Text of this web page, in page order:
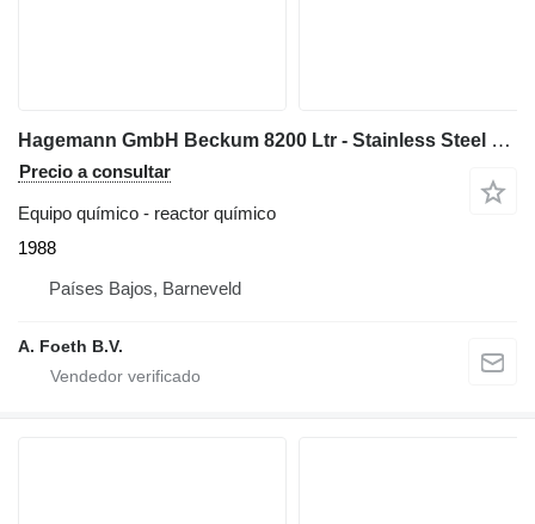
Hagemann GmbH Beckum 8200 Ltr - Stainless Steel Reactor
Precio a consultar
Equipo químico - reactor químico
1988
Países Bajos, Barneveld
A. Foeth B.V.